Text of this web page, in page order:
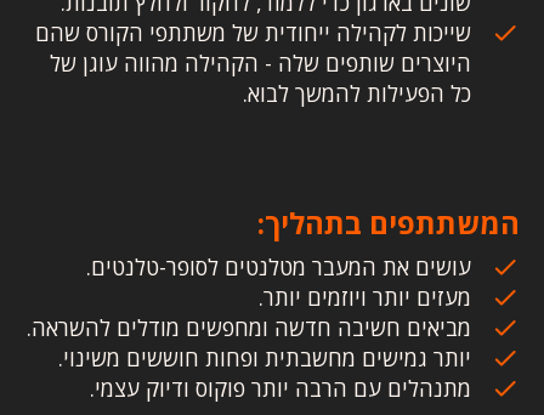
שייכות לקהילה ייחודית של משתתפי הקורס שהם
היוצרים שותפים שלה - הקהילה מהווה עוגן של
כל הפעילות להמשך לבוא.
המשתתפים בתהליך:
עושים את המעבר מטלנטים לסופר-טלנטים.
מעזים יותר ויוזמים יותר.
מביאים חשיבה חדשה ומחפשים מודלים להשראה.
יותר גמישים מחשבתית ופחות חוששים משינוי.
מתנהלים עם הרבה יותר פוקוס ודיוק עצמי.